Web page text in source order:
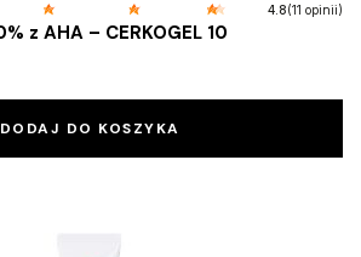
z AHA – CERKOGEL 10
4.8(11 opinii)
DODAJ DO KOSZYKA